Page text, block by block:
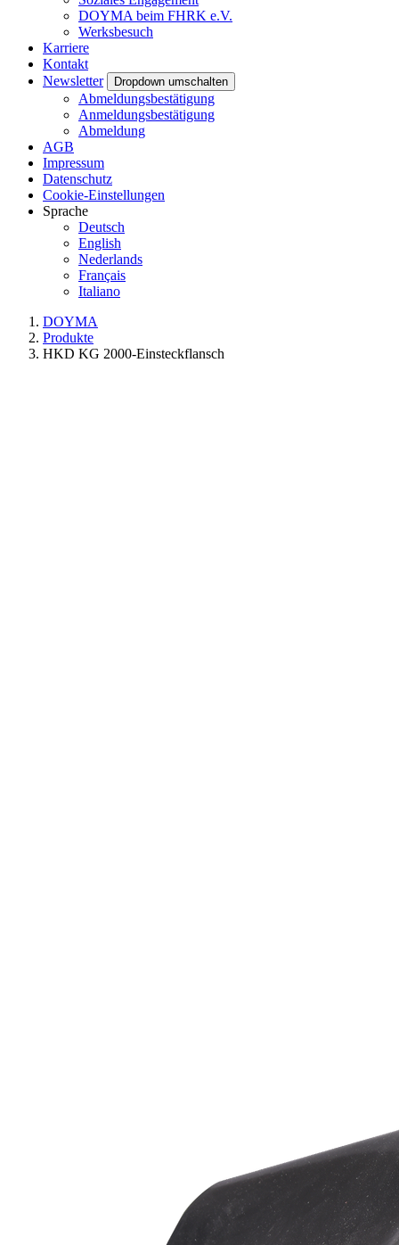
DOYMA beim FHRK e.V.
Werksbesuch
Karriere
Kontakt
Newsletter
Dropdown umschalten
Abmeldungsbestätigung
Anmeldungsbestätigung
Abmeldung
AGB
Impressum
Datenschutz
Cookie-Einstellungen
Sprache
Deutsch
English
Nederlands
Français
Italiano
DOYMA
Produkte
HKD KG 2000-Einsteckflansch